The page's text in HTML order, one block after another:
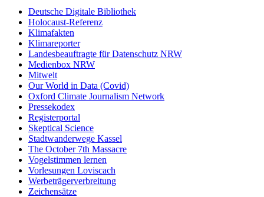
Deutsche Digitale Bibliothek
Holocaust-Referenz
Klimafakten
Klimareporter
Landesbeauftragte für Datenschutz NRW
Medienbox NRW
Mitwelt
Our World in Data (Covid)
Oxford Climate Journalism Network
Pressekodex
Registerportal
Skeptical Science
Stadtwanderwege Kassel
The October 7th Massacre
Vogelstimmen lernen
Vorlesungen Loviscach
Werbeträgerverbreitung
Zeichensätze